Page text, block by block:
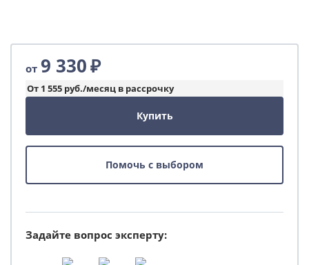
от 9 330₽
От 1 555 руб./месяц в рассрочку
Купить
Помочь с выбором
Задайте вопрос эксперту: